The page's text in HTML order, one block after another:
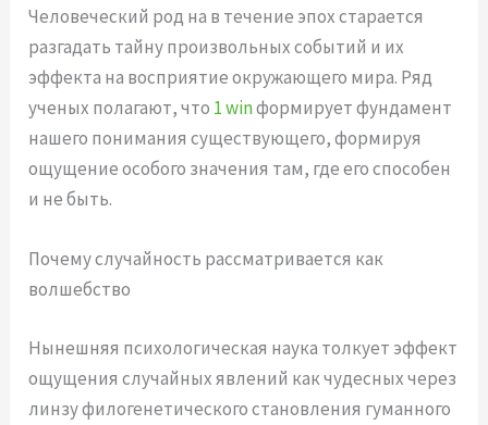
Человеческий род на в течение эпох старается
разгадать тайну произвольных событий и их
эффекта на восприятие окружающего мира. Ряд
ученых полагают, что 1 winформирует фундамент
нашего понимания существующего, формируя
ощущение особого значения там, где его способен
и не быть.
Почему случайность рассматривается как
волшебство
Нынешняя психологическая наука толкует эффект
ощущения случайных явлений как чудесных через
линзу филогенетического становления гуманного